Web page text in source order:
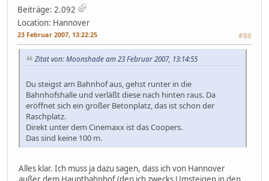
Beiträge: 2.092
Location: Hannover
23 Februar 2007, 13:22:25 #86
Zitat von: Moonshade am 23 Februar 2007, 13:14:55
Du steigst am Bahnhof aus, gehst runter in die
Bahnhofshalle und verläßt diese nach hinten raus. Da
eröffnet sich ein großer Betonplatz, das ist schon der
Raschplatz.
Direkt unter dem Cinemaxx ist das Coopers.
Das sind keine 100 m.
Alles klar. Ich muss ja dazu sagen, dass ich von Hannover